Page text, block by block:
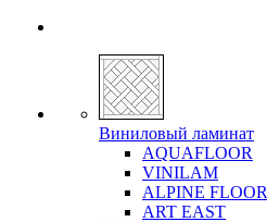
Виниловый ламинат
AQUAFLOOR
VINILAM
ALPINE FLOOR
ART EAST